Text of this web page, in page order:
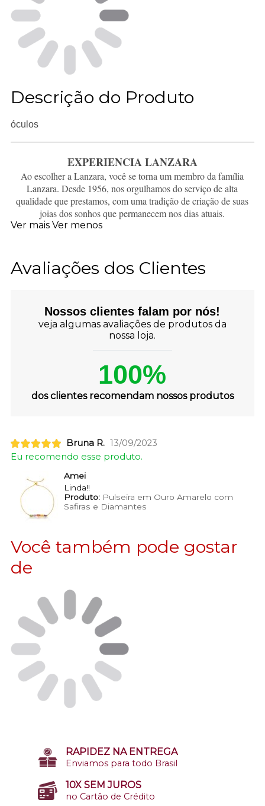
Descrição do Produto
óculos
EXPERIENCIA LANZARA
Ao escolher a Lanzara, você se torna um membro da família
Lanzara. Desde 1956, nos orgulhamos do serviço de alta
qualidade que prestamos, com uma tradição de criação de suas
joias dos sonhos que permanecem nos dias atuais.
Ver mais Ver menos
Avaliações dos Clientes
Nossos clientes falam por nós!
veja algumas avaliações de produtos da
nossa loja.
100%
dos clientes recomendam nossos produtos
Bruna R. 13/09/2023
Eu recomendo esse produto.
Amei
Linda!!
Produto:Pulseira em Ouro Amarelo com
Safiras e Diamantes
Você também pode gostar
de
RAPIDEZ NA ENTREGA
Enviamos para todo Brasil
10X SEM JUROS
no Cartão de Crédito